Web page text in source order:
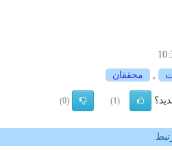
محققان
(1)
(0)